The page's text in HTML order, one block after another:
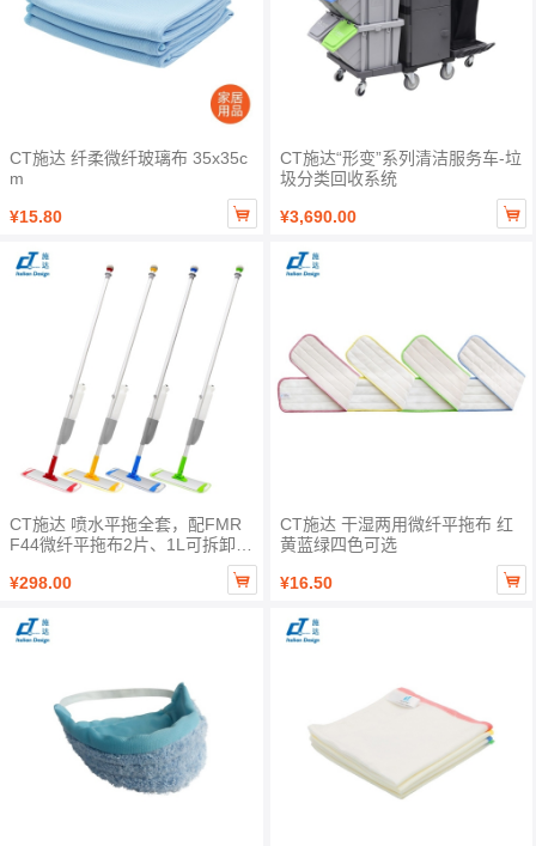
CT施达 纤柔微纤玻璃布 35x35c
m
¥15.80

CT施达“形变”系列清洁服务车-垃
圾分类回收系统
¥3,690.00

CT施达 喷水平拖全套，配FMR
F44微纤平拖布2片、1L可拆卸水
¥298.00

CT施达 干湿两用微纤平拖布 红
黄蓝绿四色可选
¥16.50
